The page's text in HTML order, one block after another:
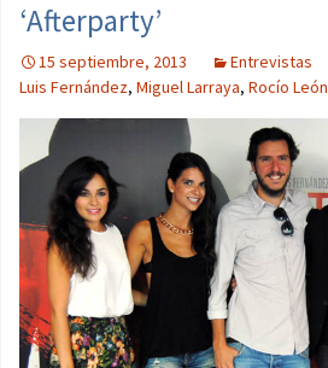
‘Afterparty’
15 septiembre, 2013 Entrevistas
Luis Fernández, Miguel Larraya, Rocío León